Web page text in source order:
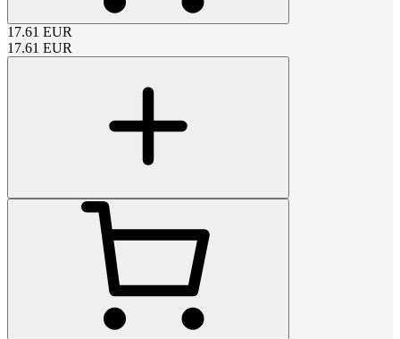
17.61 EUR
17.61 EUR